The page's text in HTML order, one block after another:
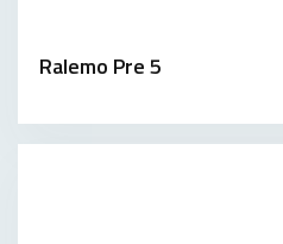
Ralemo Pre 5